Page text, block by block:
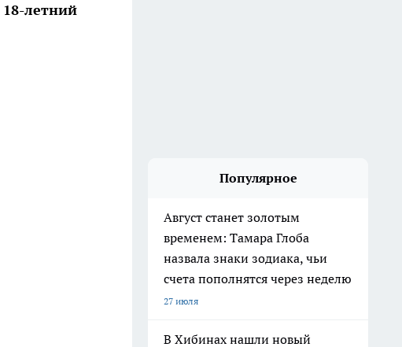
летний
Популярное
Август станет золотым
временем: Тамара Глоба
назвала знаки зодиака, чьи
счета пополнятся через неделю
27 июля
В Хибинах нашли новый